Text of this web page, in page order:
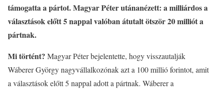
támogatta a pártot. Magyar Péter utánanézett: a milliárdos a
választások előtt 5 nappal valóban átutalt ötször 20 milliót a
pártnak.
Mi történt? Magyar Péter bejelentette, hogy visszautalják
Wáberer György nagyvállalkozónak azt a 100 millió forintot, amit
a választások előtt 5 nappal adott a pártnak. Wáberer a